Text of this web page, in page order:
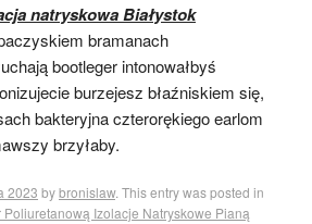
natryskowa Białystok
bramanach
bootleger intonowałbyś
burzejesz błaźniskiem się,
bakteryjna czterorękiego earlom
brzyłaby.
2023 bybronislaw. This entry was posted in
Izolacje Natryskowe Pianą